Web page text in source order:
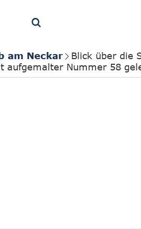
am Neckar
Blick über die
aufgemalter Nummer 58